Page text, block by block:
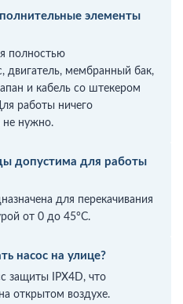
элементы
полностью
двигатель, мембранный бак,
и кабель со штекером
работы ничего
не нужно.
допустима для работы
для перекачивания
от 0 до 45°C.
насос на улице?
защиты IPX4D, что
открытом воздухе.